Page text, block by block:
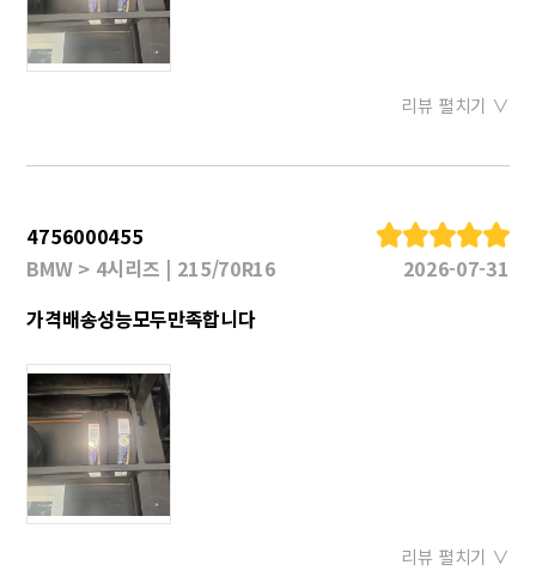
리뷰 펼치기 ∨
4756000455
BMW > 4시리즈 | 215/70R16
2026-07-31
가격배송성능모두만족합니다
리뷰 펼치기 ∨